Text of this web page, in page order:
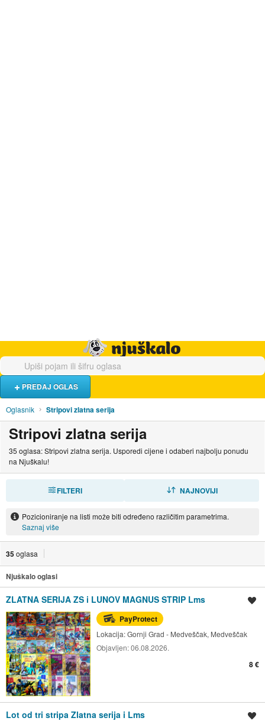
PREDAJ OGLAS
Oglasnik Stripovi zlatna serija
Stripovi zlatna serija
35 oglasa: Stripovi zlatna serija. Usporedi cijene i odaberi najbolju ponudu
na Njuškalu!
FILTERI NAJNOVIJI
Pozicioniranje na listi može biti određeno različitim parametrima.
Saznaj više
35oglasa
Njuškalo oglasi
ZLATNA SERIJA ZS i LUNOV MAGNUS STRIP Lms
PayProtect
Lokacija:Gornji Grad - Medveščak, Medveščak
Objavljen:06.08.2026.
8 €
Lot od tri stripa Zlatna serija i Lms